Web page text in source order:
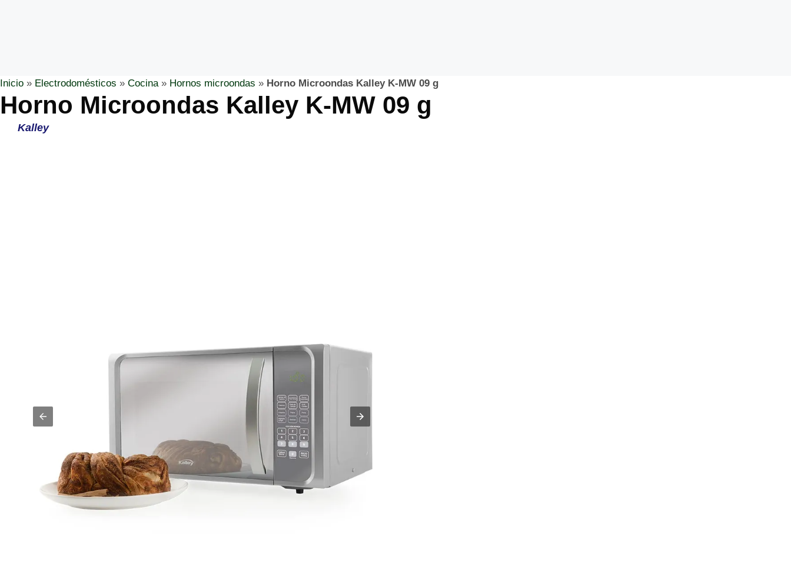
Inicio » Electrodomésticos » Cocina» Hornos microondas » Horno Microondas Kalley K-MW 09 g
Horno Microondas Kalley K-MW 09 g
Kalley